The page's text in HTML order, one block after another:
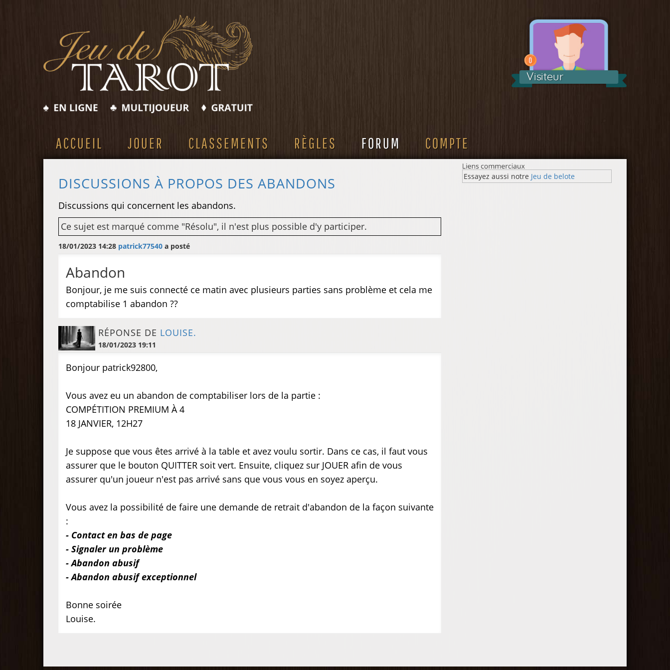
Visiteur
ACCUEIL JOUER CLASSEMENTS RÈGLES FORUM COMPTE
Essayez aussi notre Jeu de belote
DISCUSSIONS À PROPOS DES ABANDONS
Discussions qui concernent les abandons.
Ce sujet est marqué comme "Résolu", il n'est plus possible d'y participer.
18/01/2023 14:28 patrick77540 a posté
Abandon
Bonjour, je me suis connecté ce matin avec plusieurs parties sans problème et cela me
comptabilise 1 abandon ??
RÉPONSE DE LOUISE.
18/01/2023 19:11
Bonjour patrick92800,
Vous avez eu un abandon de comptabiliser lors de la partie :
COMPÉTITION PREMIUM À 4
18 JANVIER, 12H27
Je suppose que vous êtes arrivé à la table et avez voulu sortir. Dans ce cas, il faut vous
assurer que le bouton QUITTER soit vert. Ensuite, cliquez sur JOUER afin de vous
assurer qu'un joueur n'est pas arrivé sans que vous vous en soyez aperçu.
Vous avez la possibilité de faire une demande de retrait d'abandon de la façon suivante
:
- Contact en bas de page
- Signaler un problème
- Abandon abusif
- Abandon abusif exceptionnel
Bonne soirée
Louise.